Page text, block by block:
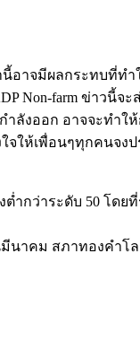
อาจมีผลกระทบที่ท
Non-farm ข่าวนี้
ำลังออก อาจจะท
ให้เพื่อนๆทุกคนจง
กว่าระดับ 50 โดย
นาคม สภาทองคำ